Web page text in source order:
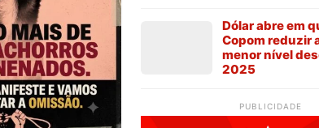
Dólar abre em
Copom reduzir
menor nível
2025
PUBLICIDADE